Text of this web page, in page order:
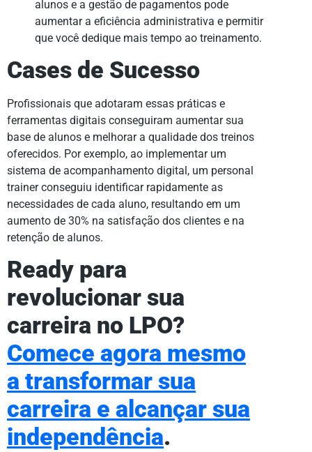
alunos e a gestão de pagamentos pode
aumentar a eficiência administrativa e permitir
que você dedique mais tempo ao treinamento.
Cases de Sucesso
Profissionais que adotaram essas práticas e
ferramentas digitais conseguiram aumentar sua
base de alunos e melhorar a qualidade dos treinos
oferecidos. Por exemplo, ao implementar um
sistema de acompanhamento digital, um personal
trainer conseguiu identificar rapidamente as
necessidades de cada aluno, resultando em um
aumento de 30% na satisfação dos clientes e na
retenção de alunos.
Ready para
revolucionar sua
carreira no LPO?
Comece agora mesmo
a transformar sua
carreira e alcançar sua
independência.